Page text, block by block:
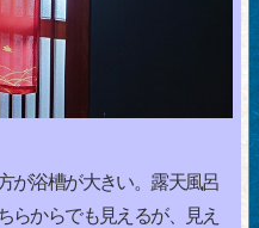
が浴槽が大きい。露天風呂
らからでも見えるが、見え